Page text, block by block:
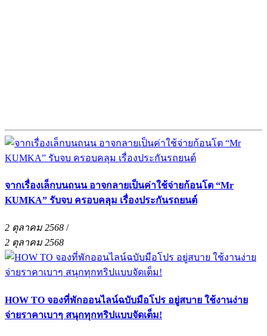
จากเรื่องเล็กบนถนน อาจกลายเป็นค่าใช้จ่ายก้อนโต “Mr
KUMKA” รับจบ ครอบคลุม เรื่องประกันรถยนต์
2 ตุลาคม 2568 /
2 ตุลาคม 2568
HOW TO จองที่พักออนไลน์ฉบับมือโปร อยู่สบาย ใช้งานง่าย
จ่ายราคาเบาๆ สนุกทุกทริปแบบจัดเต็ม!